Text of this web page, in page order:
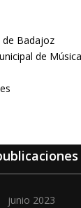
de Badajoz
de
junio 2023